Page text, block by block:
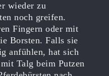
wieder zu
noch greifen.
Fingern oder mit
Borsten. Falls sie
anfühlen, hat sich
Talg beim Putzen